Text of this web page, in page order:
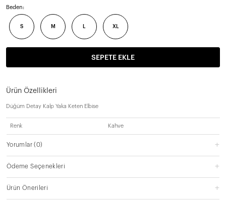
Beden:
S M L XL
SEPETE EKLE
Ürün Özellikleri
Düğüm Detay Kalp Yaka Keten Elbise
Renk Kahve
Yorumlar(0)
Ödeme Seçenekleri
Ürün Önerileri